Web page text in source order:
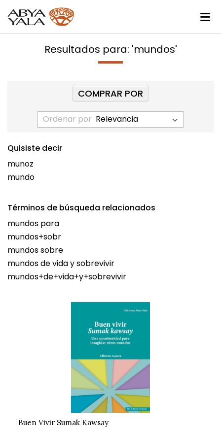
Resultados para: 'mundos'
Ordenar por
Quisiste decir
munoz
mundo
Términos de búsqueda relacionados
mundos para
mundos+sobr
mundos sobre
mundos de vida y sobrevivir
mundos+de+vida+y+sobrevivir
Buen Vivir Sumak Kawsay
COMPRAR POR